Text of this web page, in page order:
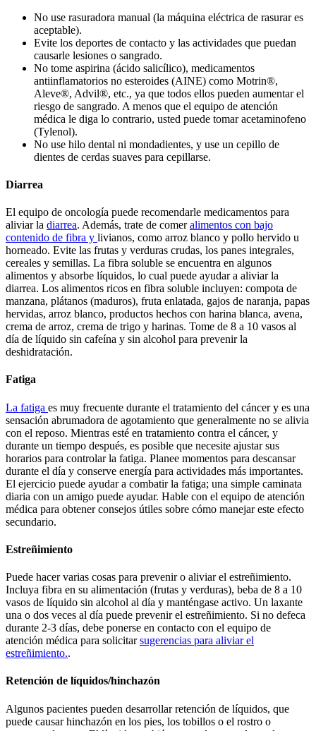
No use rasuradora manual (la máquina eléctrica de rasurar es
aceptable).
Evite los deportes de contacto y las actividades que puedan
causarle lesiones o sangrado.
No tome aspirina (ácido salicílico), medicamentos
antiinflamatorios no esteroides (AINE) como Motrin®,
Aleve®, Advil®, etc., ya que todos ellos pueden aumentar el
riesgo de sangrado. A menos que el equipo de atención
médica le diga lo contrario, usted puede tomar acetaminofeno
(Tylenol).
No use hilo dental ni mondadientes, y use un cepillo de
dientes de cerdas suaves para cepillarse.
Diarrea
El equipo de oncología puede recomendarle medicamentos para
aliviar la diarrea. Además, trate de comeralimentos con bajo
contenido de fibra y livianos, como arroz blanco y pollo hervido u
horneado. Evite las frutas y verduras crudas, los panes integrales,
cereales y semillas. La fibra soluble se encuentra en algunos
alimentos y absorbe líquidos, lo cual puede ayudar a aliviar la
diarrea. Los alimentos ricos en fibra soluble incluyen: compota de
manzana, plátanos (maduros), fruta enlatada, gajos de naranja, papas
hervidas, arroz blanco, productos hechos con harina blanca, avena,
crema de arroz, crema de trigo y harinas. Tome de 8 a 10 vasos al
día de líquido sin cafeína y sin alcohol para prevenir la
deshidratación.
Fatiga
La fatiga es muy frecuente durante el tratamiento del cáncer y es una
sensación abrumadora de agotamiento que generalmente no se alivia
con el reposo. Mientras esté en tratamiento contra el cáncer, y
durante un tiempo después, es posible que necesite ajustar sus
horarios para controlar la fatiga. Planee momentos para descansar
durante el día y conserve energía para actividades más importantes.
El ejercicio puede ayudar a combatir la fatiga; una simple caminata
diaria con un amigo puede ayudar. Hable con el equipo de atención
médica para obtener consejos útiles sobre cómo manejar este efecto
secundario.
Estreñimiento
Puede hacer varias cosas para prevenir o aliviar el estreñimiento.
Incluya fibra en su alimentación (frutas y verduras), beba de 8 a 10
vasos de líquido sin alcohol al día y manténgase activo. Un laxante
una o dos veces al día puede prevenir el estreñimiento. Si no defeca
durante 2-3 días, debe ponerse en contacto con el equipo de
atención médica para solicitarsugerencias para aliviar el
estreñimiento..
Retención de líquidos/hinchazón
Algunos pacientes pueden desarrollar retención de líquidos, que
puede causar hinchazón en los pies, los tobillos o el rostro o